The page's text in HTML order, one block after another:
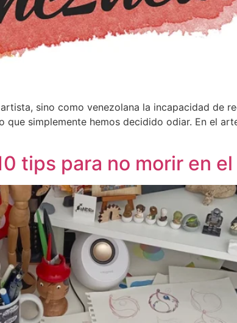
sino como venezolana la incapacidad de
simplemente hemos decidido odiar. En el
tips para no morir en